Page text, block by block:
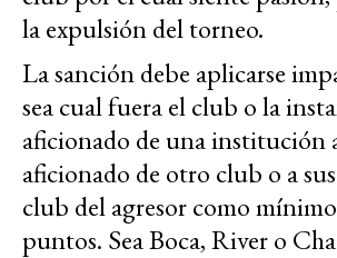
la expulsión del torneo.
La sanción debe aplicarse
sea cual fuera el club o la
aficionado de una institución
aficionado de otro club o a
club del agresor como
puntos. Sea Boca, River o